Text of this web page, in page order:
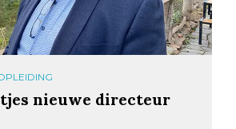
nieuwe directeur